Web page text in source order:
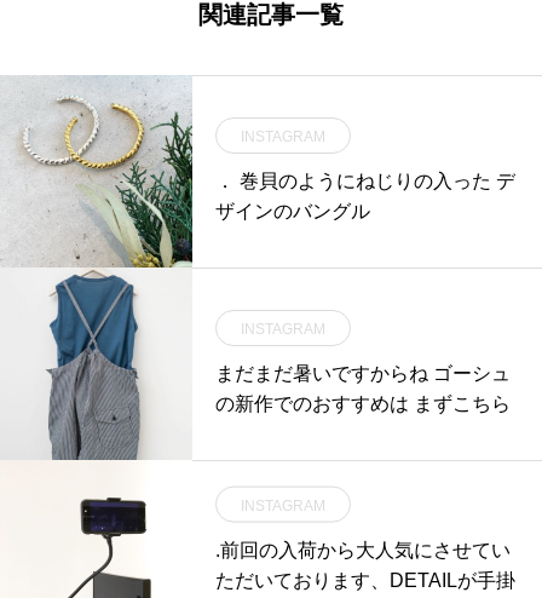
関連記事一覧
INSTAGRAM
． 巻貝のようにねじりの入った デ
ザインのバングル
INSTAGRAM
まだまだ暑いですからね ゴーシュ
の新作でのおすすめは まずこちら
INSTAGRAM
.前回の入荷から大人気にさせてい
ただいております、DETAILが手掛